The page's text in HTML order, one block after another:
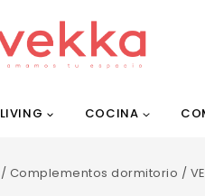
LIVING COCINA
/ Complementos dormitorio /